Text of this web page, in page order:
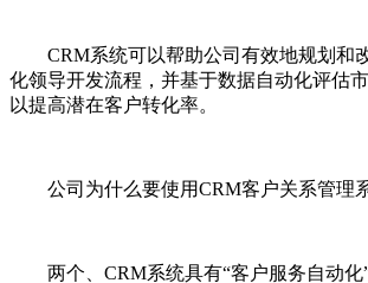
CRM系统可以帮助公司有效地规划和
化领导开发流程，并基于数据自动化评估
以提高潜在客户转化率。
公司为什么要使用CRM客户关系管理
两个、CRM系统具有“客户服务自动化